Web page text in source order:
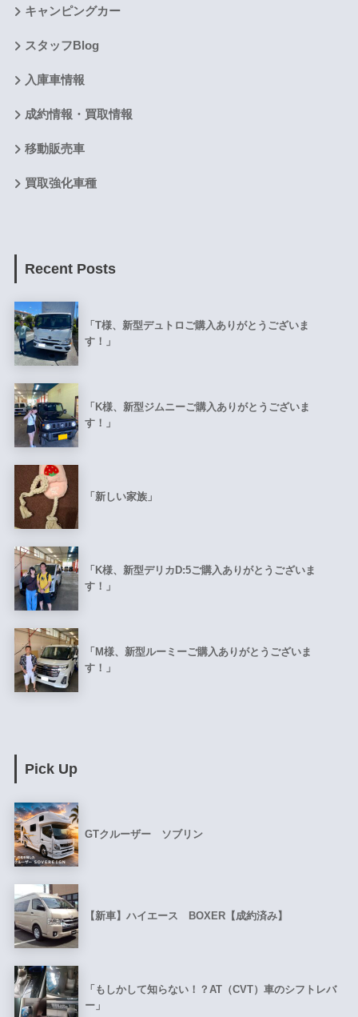
キャンピングカー
スタッフBlog
入庫車情報
成約情報・買取情報
移動販売車
買取強化車種
Recent Posts
「T様、新型デュトロご購入ありがとうございま
す！」
「K様、新型ジムニーご購入ありがとうございま
す！」
「新しい家族」
「K様、新型デリカD:5ご購入ありがとうございま
す！」
「M様、新型ルーミーご購入ありがとうございま
す！」
Pick Up
GTクルーザー ソブリン
【新車】ハイエース BOXER【成約済み】
「もしかして知らない！？AT（CVT）車のシフトレバ
ー」